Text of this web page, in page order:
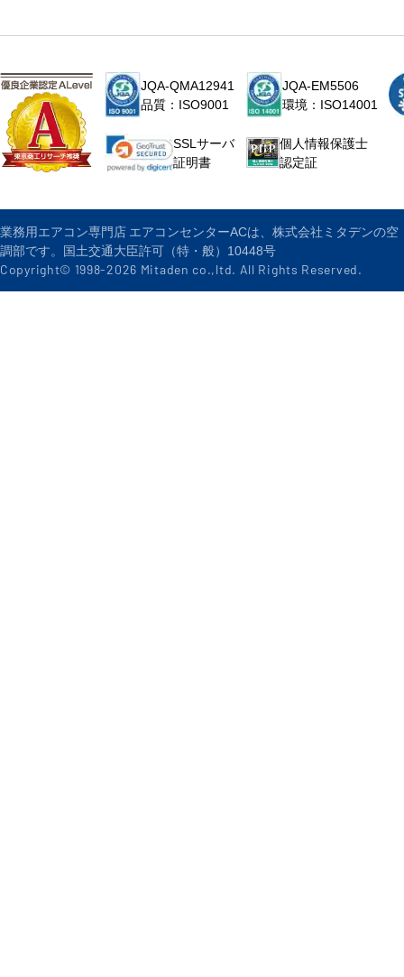
JQA-QMA12941
品質：ISO9001
JQA-EM5506
環境：ISO14001
SSLサーバ
証明書
個人情報保護士
認定証
業務用エアコン専門店 エアコンセンターACは、株式会社ミタデンの空
調部です。国土交通大臣許可（特・般）10448号
Copyright© 1998-2026 Mitaden co.,ltd. All Rights Reserved.